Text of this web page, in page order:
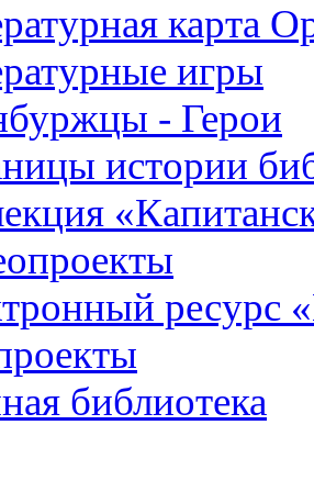
карта
игры
- Герои
истории
ресурс
библиотека